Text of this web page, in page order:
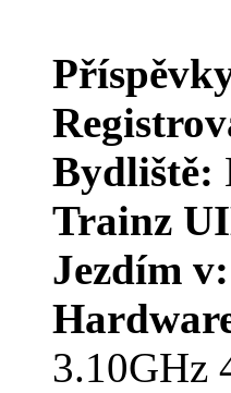
Bydliště:
Trainz
Jezdím v:
3.10GHz